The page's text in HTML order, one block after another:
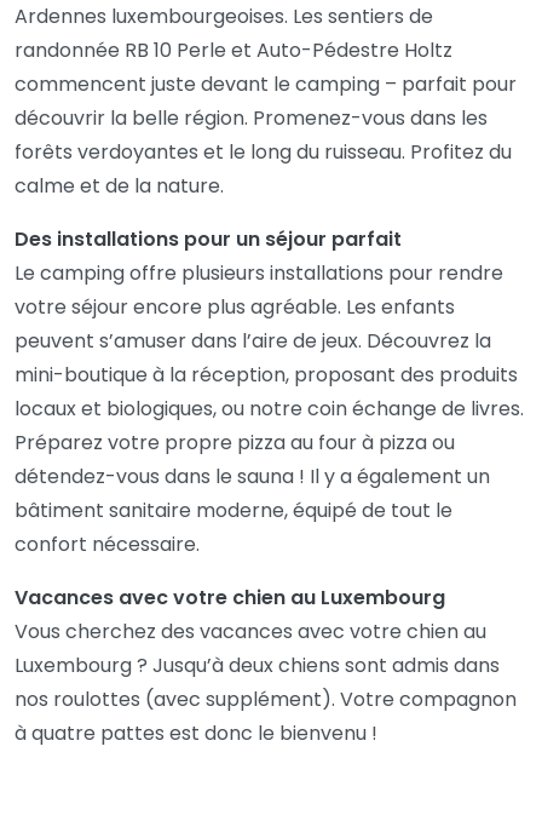
Ardennes luxembourgeoises. Les sentiers de
randonnée RB 10 Perle et Auto-Pédestre Holtz
commencent juste devant le camping – parfait pour
découvrir la belle région. Promenez-vous dans les
forêts verdoyantes et le long du ruisseau. Profitez du
calme et de la nature.
Des installations pour un séjour parfait
Le camping offre plusieurs installations pour rendre
votre séjour encore plus agréable. Les enfants
peuvent s’amuser dans l’aire de jeux. Découvrez la
mini-boutique à la réception, proposant des produits
locaux et biologiques, ou notre coin échange de livres.
Préparez votre propre pizza au four à pizza ou
détendez-vous dans le sauna ! Il y a également un
bâtiment sanitaire moderne, équipé de tout le
confort nécessaire.
Vacances avec votre chien au Luxembourg
Vous cherchez des vacances avec votre chien au
Luxembourg ? Jusqu’à deux chiens sont admis dans
nos roulottes (avec supplément). Votre compagnon
à quatre pattes est donc le bienvenu !